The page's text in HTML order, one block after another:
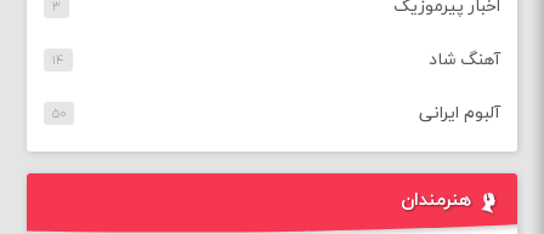
اخبار پیرموزیک ۳
آهنگ شاد ۱۴
آلبوم ایرانی ۵۰
هنرمندان